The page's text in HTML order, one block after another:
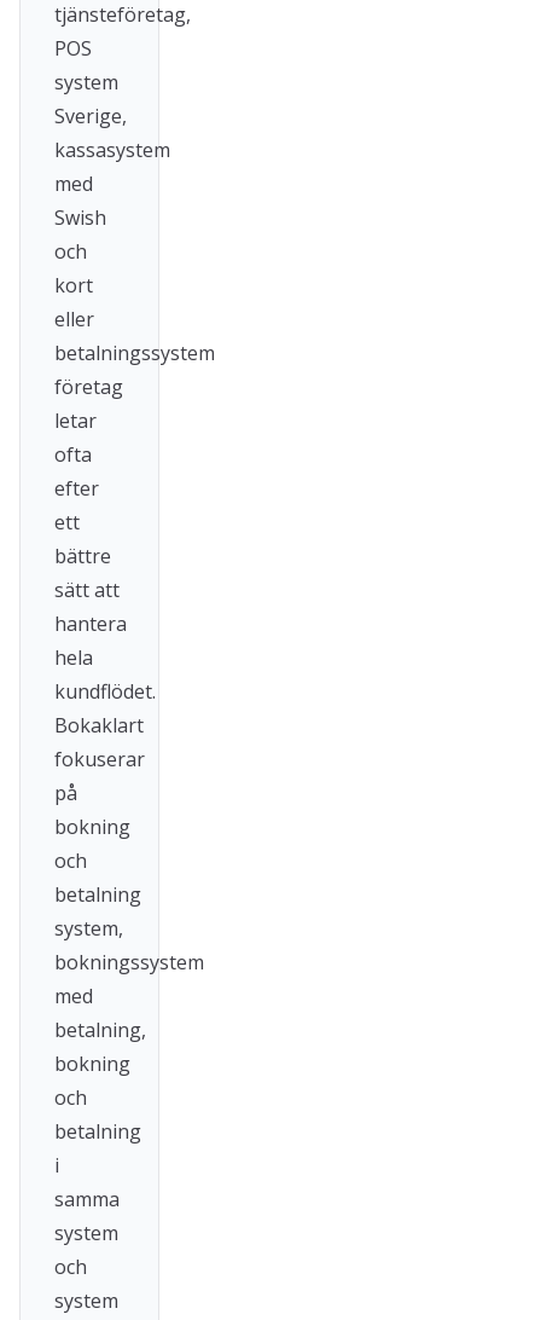
tjänsteföretag,
POS
system
Sverige,
kassasystem
med
Swish
och
kort
eller
betalningssystem
företag
letar
ofta
efter
ett
bättre
sätt att
hantera
hela
kundflödet.
Bokaklart
fokuserar
på
bokning
och
betalning
system,
bokningssystem
med
betalning,
bokning
och
betalning
i
samma
system
och
system